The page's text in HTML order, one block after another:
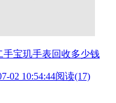
手宝玑手表回收多少钱
02 10:54:44阅读(17)